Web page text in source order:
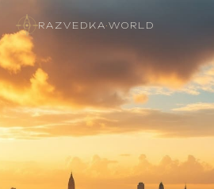
RAZVEDKA·WORLD